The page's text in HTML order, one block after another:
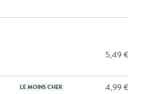
5,49 €
LE MOINS CHER 4,99 €